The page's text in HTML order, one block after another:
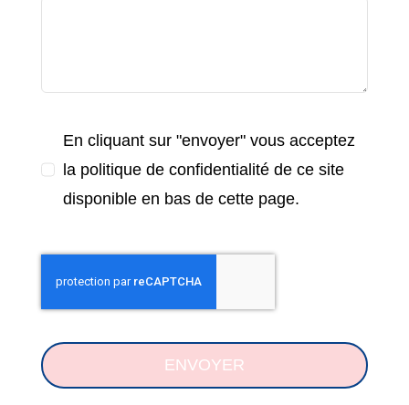
En cliquant sur "envoyer" vous acceptez
la politique de confidentialité de ce site
disponible en bas de cette page.
ENVOYER